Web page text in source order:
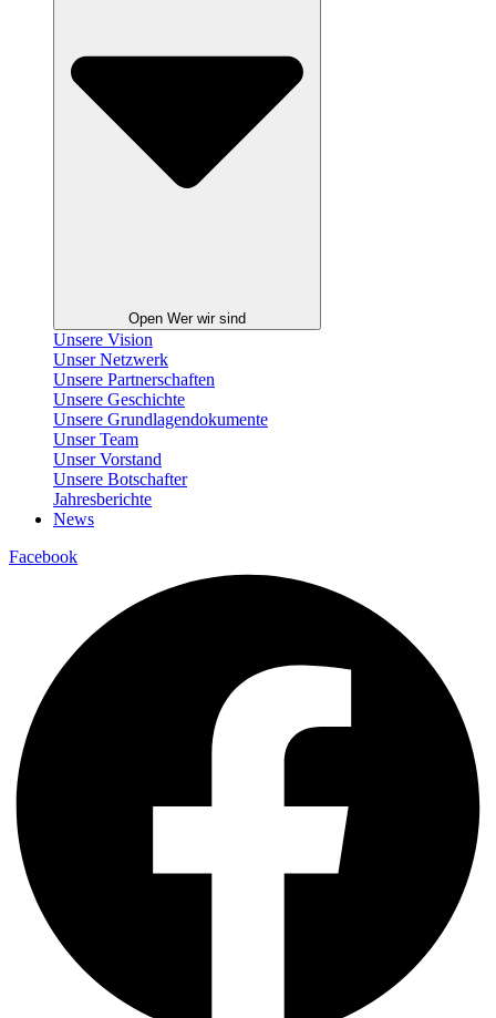
Open Wer wir sind
Unsere Vision
Unser Netzwerk
Unsere Partnerschaften
Unsere Geschichte
Unsere Grundlagendokumente
Unser Team
Unser Vorstand
Unsere Botschafter
Jahresberichte
News
Facebook